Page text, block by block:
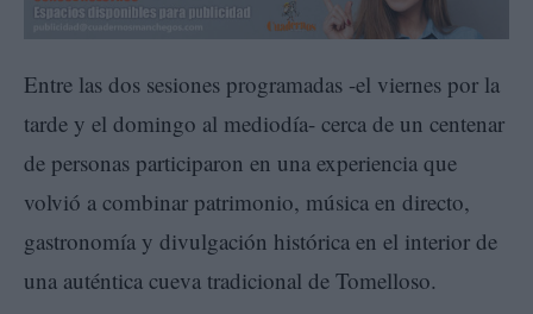
Entre las dos sesiones programadas -el viernes por la
tarde y el domingo al mediodía- cerca de un centenar
de personas participaron en una experiencia que
volvió a combinar patrimonio, música en directo,
gastronomía y divulgación histórica en el interior de
una auténtica cueva tradicional de Tomelloso.